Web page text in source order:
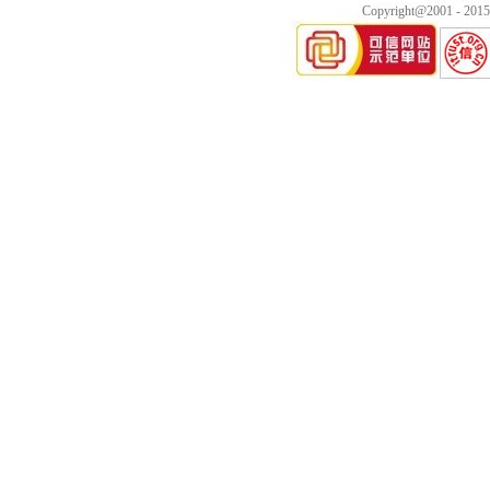
Copyright@2001 -